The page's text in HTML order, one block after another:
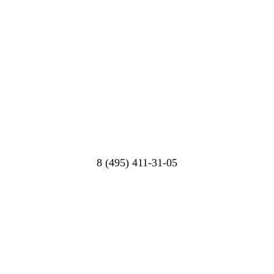
8 (495) 411-31-05